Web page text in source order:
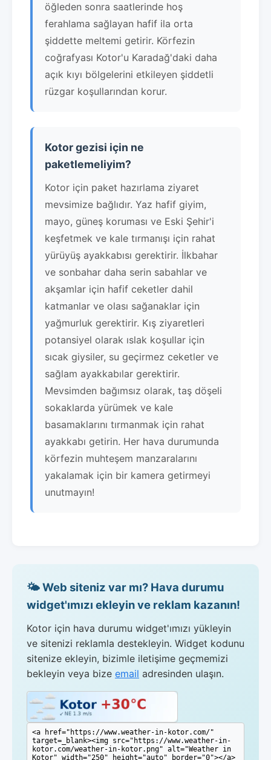
öğleden sonra saatlerinde hoş
ferahlama sağlayan hafif ila orta
şiddette meltemi getirir. Körfezin
coğrafyası Kotor'u Karadağ'daki daha
açık kıyı bölgelerini etkileyen şiddetli
rüzgar koşullarından korur.
Kotor gezisi için ne
paketlemeliyim?
Kotor için paket hazırlama ziyaret
mevsimize bağlıdır. Yaz hafif giyim,
mayo, güneş koruması ve Eski Şehir'i
keşfetmek ve kale tırmanışı için rahat
yürüyüş ayakkabısı gerektirir. İlkbahar
ve sonbahar daha serin sabahlar ve
akşamlar için hafif ceketler dahil
katmanlar ve olası sağanaklar için
yağmurluk gerektirir. Kış ziyaretleri
potansiyel olarak ıslak koşullar için
sıcak giysiler, su geçirmez ceketler ve
sağlam ayakkabılar gerektirir.
Mevsimden bağımsız olarak, taş döşeli
sokaklarda yürümek ve kale
basamaklarını tırmanmak için rahat
ayakkabı getirin. Her hava durumunda
körfezin muhteşem manzaralarını
yakalamak için bir kamera getirmeyi
unutmayın!
🌤️ Web siteniz var mı? Hava durumu
widget'ımızı ekleyin ve reklam kazanın!
Kotor için hava durumu widget'ımızı yükleyin
ve sitenizi reklamla destekleyin. Widget kodunu
sitenize ekleyin, bizimle iletişime geçmemizi
bekleyin veya bize email adresinden ulaşın.